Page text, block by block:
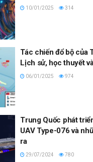
10/01/2025 314
Tác chiến đổ bộ của
Lịch sử, học thuyết
06/01/2025 974
Trung Quốc phát
UAV Type-076 và
ra
29/07/2024 780